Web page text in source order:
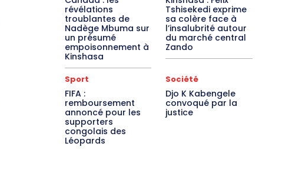
révélations
troublantes de
Nadège Mbuma sur
un présumé
empoisonnement à
Kinshasa
Tshisekedi exprime
sa colère face à
l’insalubrité autour
du marché central
Zando
Sport
FIFA :
remboursement
annoncé pour les
supporters
congolais des
Léopards
Société
Djo K Kabengele
convoqué par la
justice